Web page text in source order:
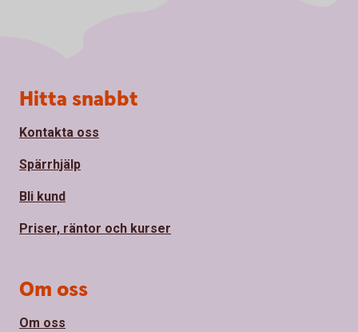
Sidfot
Hitta snabbt
Kontakta oss
Spärrhjälp
Bli kund
Priser, räntor och kurser
Om oss
Om oss